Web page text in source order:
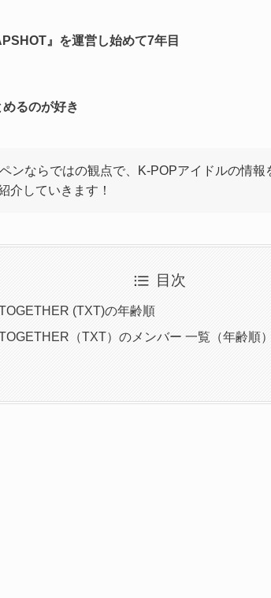
』を運営し始めて7年目
るのが好き
ンならではの観点で、K-POPアイドルの情報
介していきます！
目次
(TXT)の年齢順
（TXT）のメンバー 一覧（年齢順）